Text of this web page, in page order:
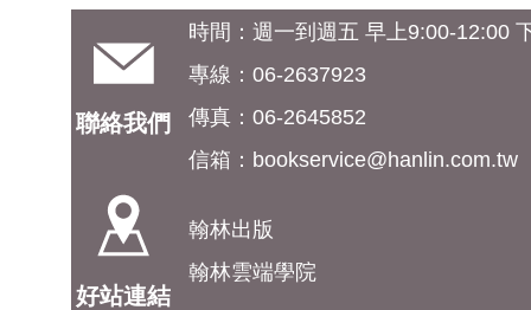
聯絡我們
時間：週一到週五 早上9:00-12:00
專線：06-2637923
傳真：06-2645852
信箱： bookservice@hanlin.com.tw
好站連結
翰林出版
翰林雲端學院